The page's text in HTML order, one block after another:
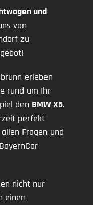
und
von
zu
erleben
rund um Ihr
den BMW X5.
perfekt
Fragen und
nicht nur
einen